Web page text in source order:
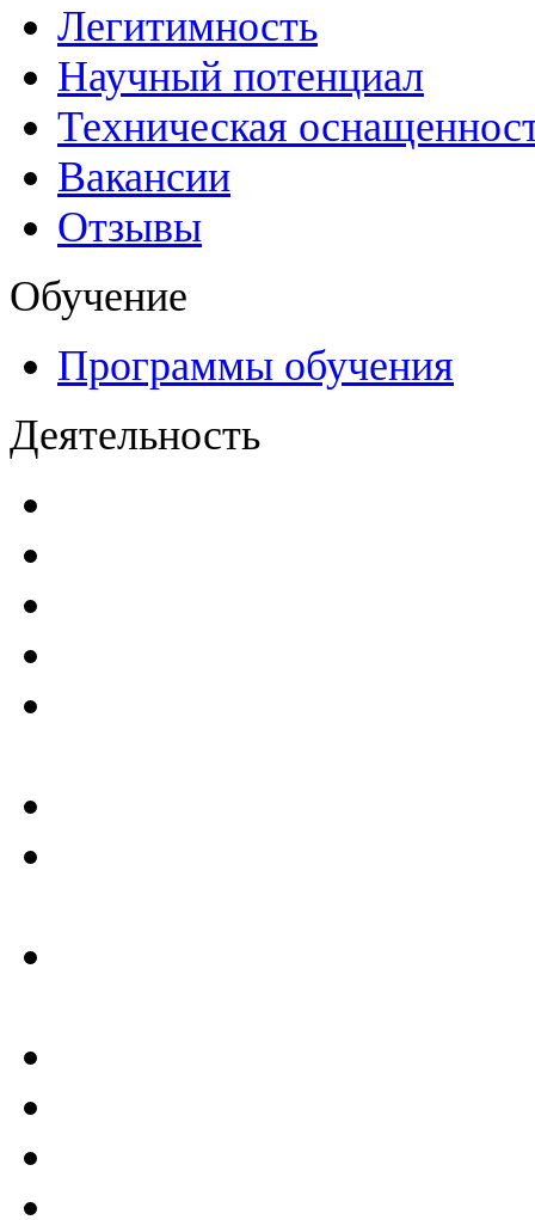
Легитимность
Научный потенциал
Техническая
Вакансии
Отзывы
Обучение
Программы обучения
Деятельность